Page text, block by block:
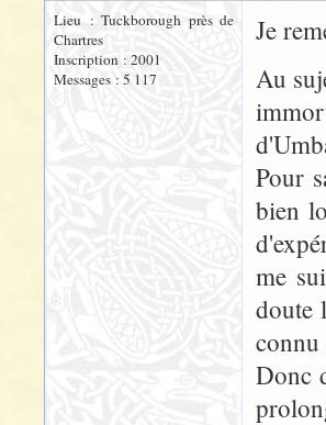
Lieu : Tuckborough près de
Chartres
Inscription : 2001
Messages : 5 117
Je
Au
Pour
bien
me
doute
connu
Donc